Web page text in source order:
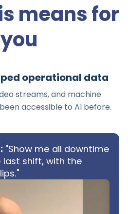
means for
you
operational data
streams, and machine
accessible to AI before.
"Show me all downtime
shift, with the